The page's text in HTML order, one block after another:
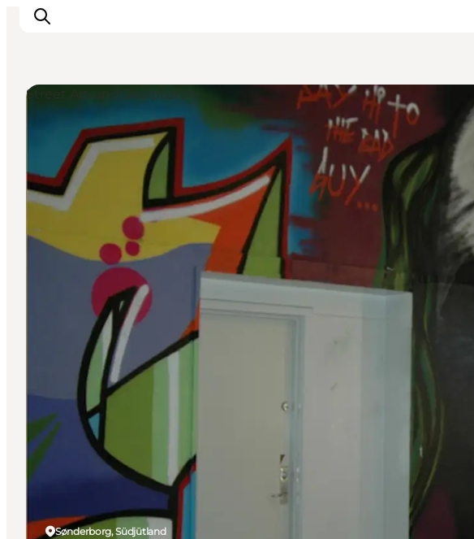
Erlebnisse
Städte und Regionen
Events
Übernachtung
Plane deine Reise
Booking
Sønderborg, Südjütland
Street Art und Skulpturen